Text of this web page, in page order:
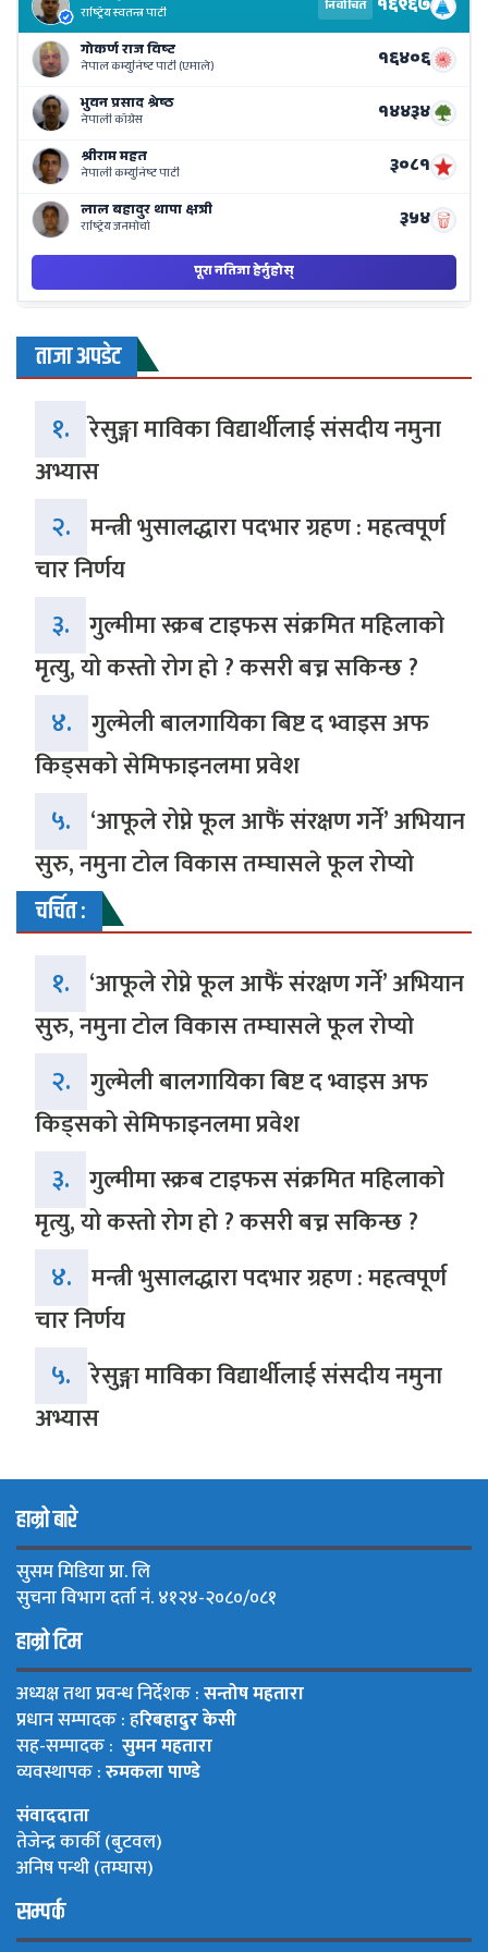
ताजा अपडेट
१. रेसुङ्गा माविका विद्यार्थीलाई संसदीय नमुना
अभ्यास
२. मन्त्री भुसालद्धारा पदभार ग्रहण : महत्वपूर्ण
चार निर्णय
३. गुल्मीमा स्क्रब टाइफस संक्रमित महिलाको
मृत्यु, यो कस्तो रोग हो ? कसरी बच्न सकिन्छ ?
४. गुल्मेली बालगायिका बिष्ट द भ्वाइस अफ
किड्सको सेमिफाइनलमा प्रवेश
५. ‘आफूले रोप्ने फूल आफैं संरक्षण गर्ने’ अभियान
सुरु, नमुना टोल विकास तम्घासले फूल रोप्यो
चर्चित :
१. ‘आफूले रोप्ने फूल आफैं संरक्षण गर्ने’ अभियान
सुरु, नमुना टोल विकास तम्घासले फूल रोप्यो
२. गुल्मेली बालगायिका बिष्ट द भ्वाइस अफ
किड्सको सेमिफाइनलमा प्रवेश
३. गुल्मीमा स्क्रब टाइफस संक्रमित महिलाको
मृत्यु, यो कस्तो रोग हो ? कसरी बच्न सकिन्छ ?
४. मन्त्री भुसालद्धारा पदभार ग्रहण : महत्वपूर्ण
चार निर्णय
५. रेसुङ्गा माविका विद्यार्थीलाई संसदीय नमुना
अभ्यास
हाम्रो बारे
सुसम मिडिया प्रा. लि
सुचना विभाग दर्ता नं. ४१२४-२०८०/०८१
हाम्रो टिम
अध्यक्ष तथा प्रवन्ध निर्देशक :सन्तोष महतारा
प्रधान सम्पादक : हरिबहादुर केसी
सह-सम्पादक : सुमन महतारा
व्यवस्थापक :रुमकला पाण्डे
संवाददाता
तेजेन्द्र कार्की (बुटवल)
अनिष पन्थी (तम्घास)
सम्पर्क